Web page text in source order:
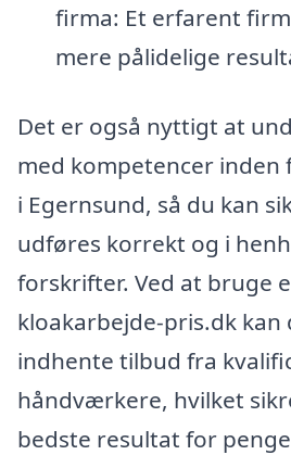
firma: Et erfarent
mere pålidelige
Det er også nyttigt at
med kompetencer inden
i Egernsund, så du kan
udføres korrekt og i
forskrifter. Ved at bruge
kloakarbejde-pris.dk kan
indhente tilbud fra
håndværkere, hvilket
bedste resultat for